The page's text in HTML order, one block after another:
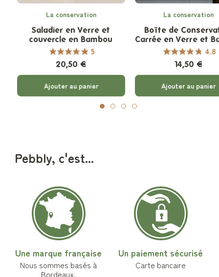
La conservation
Saladier en Verre et
couvercle en Bambou
5
20,50 €
Ajouter au panier
La conservation
Boîte de
Carrée en Verre et
4.8
14,50 €
Ajouter au panier
Pebbly, c'est...
Une marque française
Nous sommes basés à
Bordeaux.
Un paiement sécurisé
Carte bancaire